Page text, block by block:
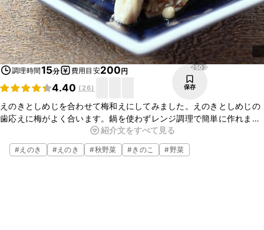
調理時間15分 費用目安200円
4.40 (26)
2503
保存
えのきとしめじを合わせて梅和えにしてみました。えのきとしめじの
歯応えに梅がよく合います。鍋を使わずレンジ調理で簡単に作れます
ので、初心者の方にもおすすめです。何かもう一品ほしい時やお酒の
おつまみとして、是非お試しくださいね。
紹介文をすべて見る
#えのき #えのき #秋野菜 #きのこ #野菜